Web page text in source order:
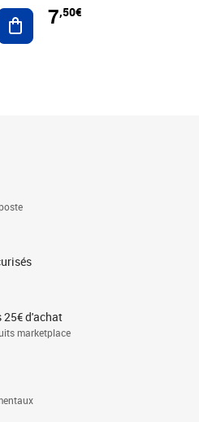
Ajouter au panier
7,50€
25€ d'achat
marketplace